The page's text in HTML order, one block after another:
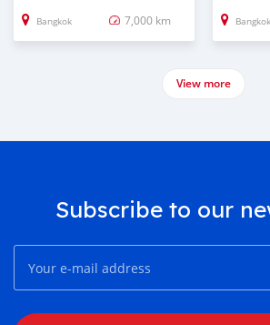
Bangkok 7,000 km Bangkok
View more
Subscribe to our